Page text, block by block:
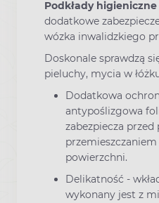
Podkłady
dodatkowe
wózka inwalidzkiego
Doskonale sprawdzą
pieluchy, mycia w
Dodatkowa
antypoślizgowa
zabezpiecza
przemieszczaniem
powierzchni.
Delikatność -
wykonany jest z